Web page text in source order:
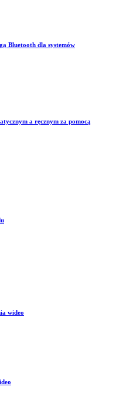
Bluetooth dla systemów
a ręcznym za pomocą
wideo